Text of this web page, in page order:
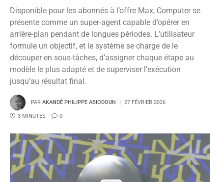
Disponible pour les abonnés à l’offre Max, Computer se
présente comme un super-agent capable d’opérer en
arrière-plan pendant de longues périodes. L’utilisateur
formule un objectif, et le système se charge de le
découper en sous-tâches, d’assigner chaque étape au
modèle le plus adapté et de superviser l’exécution
jusqu’au résultat final.
PAR AKANDÉ PHILIPPE ABIODOUN 27 FÉVRIER 2026
3 MINUTES 0